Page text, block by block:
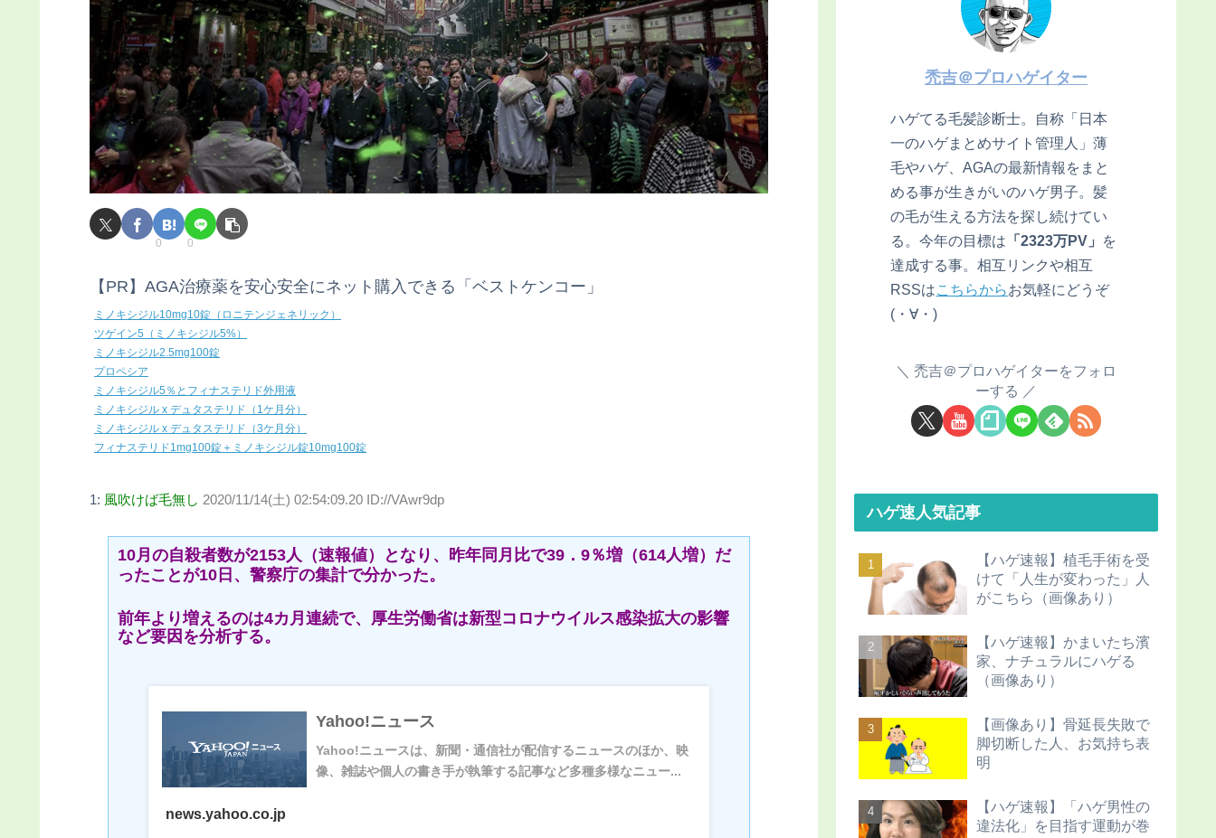
0 0
【PR】AGA治療薬を安心安全にネット購入できる「ベストケンコー」
ミノキシジル10mg10錠（ロニテンジェネリック）
ツゲイン5（ミノキシジル5%）
ミノキシジル2.5mg100錠
プロペシア
ミノキシジル5％とフィナステリド外用液
ミノキシジル x デュタステリド（1ケ月分）
ミノキシジル x デュタステリド（3ケ月分）
フィナステリド1mg100錠＋ミノキシジル錠10mg100錠
1: 風吹けば毛無し 2020/11/14(土) 02:54:09.20 ID://VAwr9dp
10月の自殺者数が2153人（速報値）となり、昨年同月比で39．9％増（614人増）だ
ったことが10日、警察庁の集計で分かった。
前年より増えるのは4カ月連続で、厚生労働省は新型コロナウイルス感染拡大の影響
など要因を分析する。
Yahoo!ニュース
Yahoo!ニュースは、新聞・通信社が配信するニュースのほか、映
像、雑誌や個人の書き手が執筆する記事など多種多様なニュー...
news.yahoo.co.jp
禿吉＠プロハゲイター
ハゲてる毛髪診断士。自称「日本
一のハゲまとめサイト管理人」薄
毛やハゲ、AGAの最新情報をまと
める事が生きがいのハゲ男子。髪
の毛が生える方法を探し続けてい
る。今年の目標は 「2323万PV」 を
達成する事。相互リンクや相互
RSSはこちらからお気軽にどうぞ
(・∀・)
禿吉＠プロハゲイターをフォロ
ーする
ハゲ速人気記事
【ハゲ速報】植毛手術を受
けて「人生が変わった」人
がこちら（画像あり）
【ハゲ速報】かまいたち濱
家、ナチュラルにハゲる
（画像あり）
【画像あり】骨延長失敗で
脚切断した人、お気持ち表
明
【ハゲ速報】「ハゲ男性の
違法化」を目指す運動が巻